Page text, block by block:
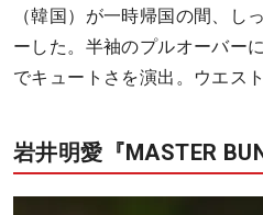
（韓国）が一時帰国の間、し
ーした。半袖のプルオーバー
でキュートさを演出。ウエス
岩井明愛『MASTER